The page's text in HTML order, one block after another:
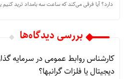
دارد؟ آیا فرقی می‌کند که ساعت سه بامداد ترید
بررسی دیدگاه‌ها
کارشناس روابط عمومیدرسرمایه
دیجیتال یا فلزات گرانبها؟